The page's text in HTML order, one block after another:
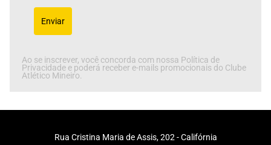
Enviar
Ao se inscrever, você concorda com nossa Política de
Privacidade e poderá receber e-mails promocionais do Clube
Atlético Mineiro.
Rua Cristina Maria de Assis, 202 - Califórnia